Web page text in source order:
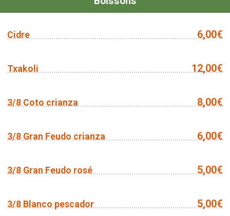
Cidre 6,00€
Txakoli 12,00€
3/8 Coto crianza 8,00€
3/8 Gran Feudo crianza 6,00€
3/8 Gran Feudo rosé 5,00€
3/8 Blanco pescador 5,00€